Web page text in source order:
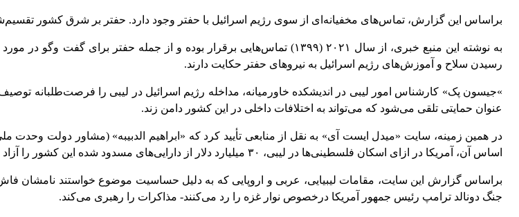
براساس این گزارش، تماس‌های مخفیانه‌ای از سوی رژیم اسرائیل با حفتر وجود دارد. حفتر بر شرق کشور
به نوشته این منبع خبری، از سال ۲۰۲۱ (۱۳۹۹) تماس‌هایی برقرار بوده و از جمله
رسیدن سلاح‌ و آموزش‌های رژیم اسرائیل به نیروهای حفتر حکایت دارند.
«جیسون پک» کارشناس امور لیبی در اندیشکده خاورمیانه، مداخله رژیم اسرائیل در لیبی را فرصت‌طلبانه
عنوان حمایتی تلقی می‌شود که می‌تواند به اختلافات داخلی در این کشور دامن زند.
در همین زمینه، ‌سایت «میدل ایست آی» به نقل از منابعی تأیید کرد که «ابراهیم الدبیبه» (مشاور دولت وحدت
اساس آن، آمریکا در ازای اسکان فلسطینی‌ها در لیبی، ۳۰ میلیارد دلار از دارایی‌های مسدود شده این کشور را آزاد خواهد کرد
براساس گزارش این ‌سایت، مقامات لیبیایی، عربی و اروپایی که به دلیل حساسیت موضوع خواستند نامشان
جنگ دونالد ترامپ رئیس جمهور آمریکا درخصوص نوار غزه را رد می‌کنند- مذاکرات را رهبری می‌کند.